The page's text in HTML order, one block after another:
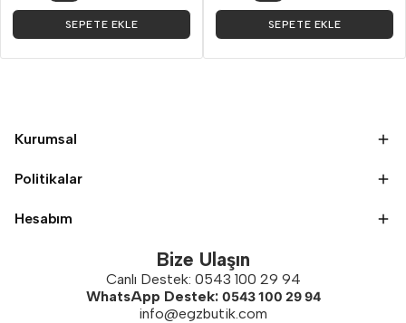
SEPETE EKLE SEPETE EKLE
Kurumsal
Politikalar
Hesabım
Bize Ulaşın
Canlı Destek: 0543 100 29 94
WhatsApp Destek: 0543 100 29 94
info@egzbutik.com